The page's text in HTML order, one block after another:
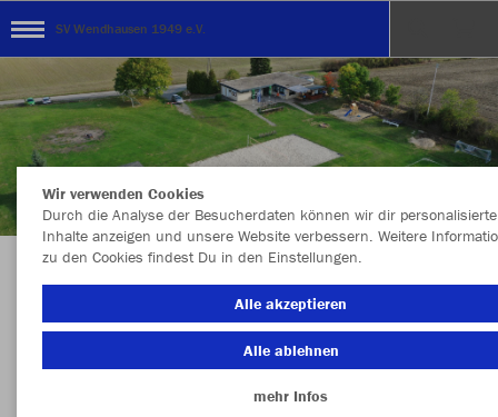
SV Wendhausen 1949 e.V.
SV Wendhausen
Farbe
Wir verwenden Cookies
Durch die Analyse der Besucherdaten können wir dir personalisierte
Inhalte anzeigen und unsere Website verbessern. Weitere
zu den Cookies findest Du in den Einstellungen.
Alle akzeptieren
Alle ablehnen
mehr Infos